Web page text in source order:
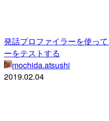
発話プロファイラーを使っ
ーをテストする
mochida.atsushi
2019.02.04